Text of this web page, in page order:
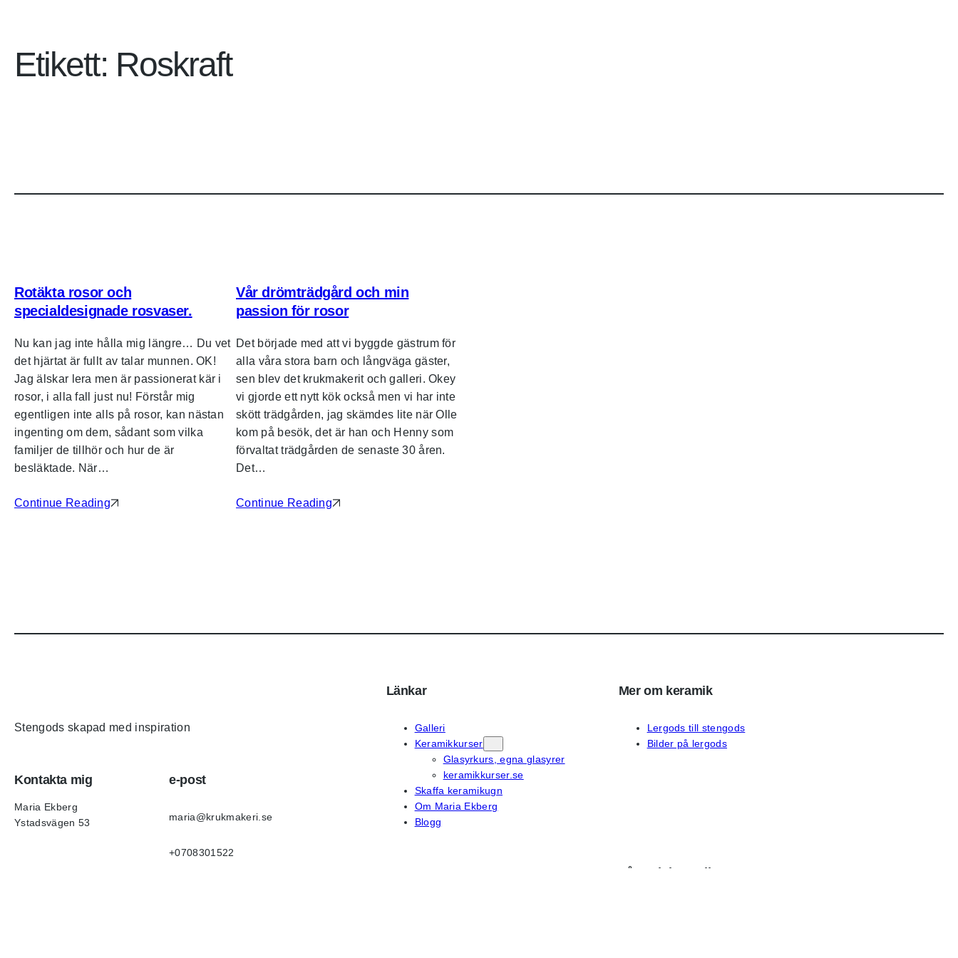
Etikett: Roskraft
Rotäkta rosor och
specialdesignade rosvaser.
Nu kan jag inte hålla mig längre… Du vet
det hjärtat är fullt av talar munnen. OK!
Jag älskar lera men är passionerat kär i
rosor, i alla fall just nu! Förstår mig
egentligen inte alls på rosor, kan nästan
ingenting om dem, sådant som vilka
familjer de tillhör och hur de är
besläktade. När…
Continue Reading
Vår drömträdgård och min
passion för rosor
Det började med att vi byggde gästrum för
alla våra stora barn och långväga gäster,
sen blev det krukmakerit och galleri. Okey
vi gjorde ett nytt kök också men vi har inte
skött trädgården, jag skämdes lite när Olle
kom på besök, det är han och Henny som
förvaltat trädgården de senaste 30 åren.
Det…
Continue Reading
Stengods skapad med inspiration
Kontakta mig
Maria Ekberg
Ystadsvägen 53
e-post
maria@krukmakeri.se
+0708301522
Länkar
Galleri
Keramikkurser
Glasyrkurs, egna glasyrer
keramikkurser.se
Skaffa keramikugn
Om Maria Ekberg
Blogg
Mer om keramik
Lergods till stengods
Bilder på lergods
På sociala medier